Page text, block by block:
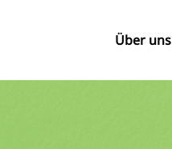
Über uns